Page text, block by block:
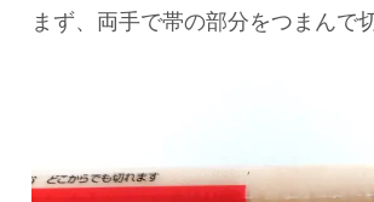
まず、両手で帯の部分をつまんで